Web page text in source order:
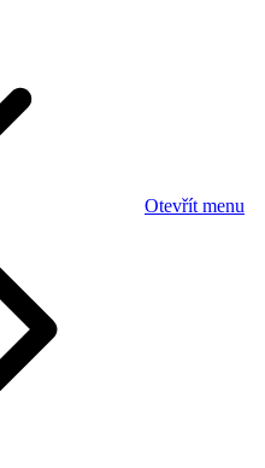
Otevřít menu